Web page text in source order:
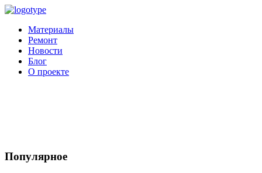
Материалы
Ремонт
Новости
Блог
О проекте
Популярное